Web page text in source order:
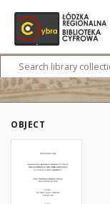
OBJECT